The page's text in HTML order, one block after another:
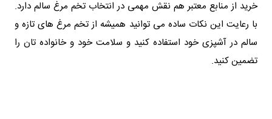
خرید از منابع معتبر هم نقش مهمی در انتخاب تخم مرغ سالم دارد.
با رعایت این نکات ساده می‌ توانید همیشه از تخم مرغ‌ های تازه و
سالم در آشپزی خود استفاده کنید و سلامت خود و خانواده‌ تان را
تضمین کنید.